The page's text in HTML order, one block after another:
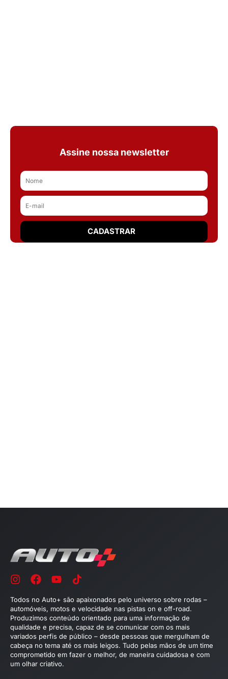
Assine nossa newsletter
Todos no Auto+ são apaixonados pelo universo sobre rodas –
automóveis, motos e velocidade nas pistas on e off-road.
Produzimos conteúdo orientado para uma informação de
qualidade e precisa, capaz de se comunicar com os mais
variados perfis de público – desde pessoas que mergulham de
cabeça no tema até os mais leigos. Tudo pelas mãos de um time
comprometido em fazer o melhor, de maneira cuidadosa e com
um olhar criativo.